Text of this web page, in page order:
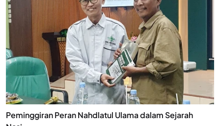
Peminggiran Peran Nahdlatul Ulama dalam Sejarah